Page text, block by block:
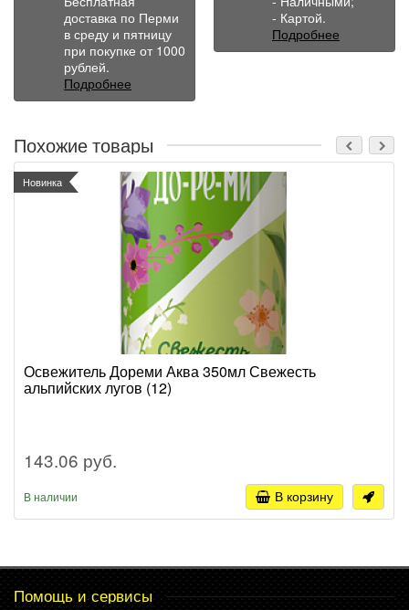
доставка по Перми
в среду и пятницу
при покупке от 1000
рублей.
Подробнее
- Картой.
Подробнее
Похожие товары
Новинка
Освежитель Дореми Аква 350мл Свежесть
альпийских лугов (12)
143.06 руб.
В наличии В корзину
Помощь и сервисы